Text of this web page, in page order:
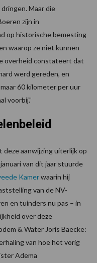
Maar die
zijn in
op historische bemesting
waarop ze niet kunnen
overheid constateert dat
werd gereden, en
60 kilometer per uur
voorbij.”
deze aanwijzing uiterlijk op
van dit jaar stuurde
Kamerwaarin hij
van de NV-
en tuinders nu pas – in
over deze
& Water Joris Baecke:
van hoe het vorig
Adema